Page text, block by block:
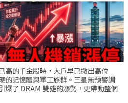
高的千金股時，大戶早已撤出高位
的記憶體與軍工族群。三星無預警調
爆了 DRAM 雙雄的漲勢，更帶動整個